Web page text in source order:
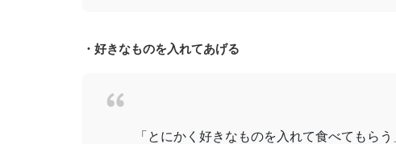
・好きなものを入れてあげる
「とにかく好きなものを入れて食べてもら